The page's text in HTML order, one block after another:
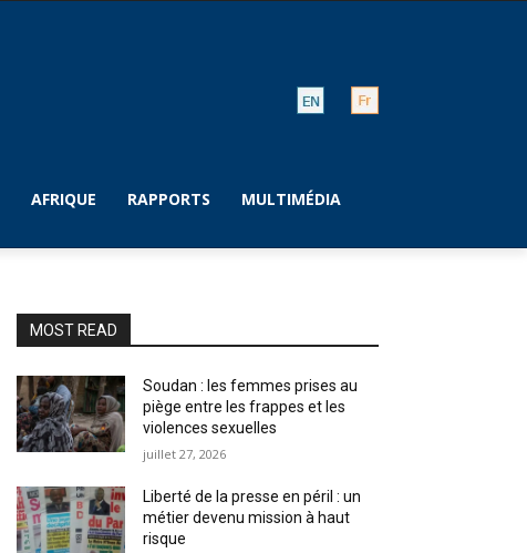
AFRIQUE RAPPORTS MULTIMÉDIA
MOST READ
Soudan : les femmes prises au
piège entre les frappes et les
violences sexuelles
juillet 27, 2026
Liberté de la presse en péril : un
métier devenu mission à haut
risque